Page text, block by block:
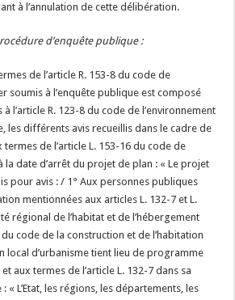
à l’annulation de cette délibération.
d’enquête publique :
de l’article R. 153-8 du code de
soumis à l’enquête publique est composé
l’article R. 123-8 du code de l’environnement
les différents avis recueillis dans le cadre de
de l’article L. 153-16 du code de
la date d’arrêt du projet de plan : « Le projet
pour avis : / 1° Aux personnes publiques
mentionnées aux articles L. 132-7 et L.
régional de l’habitat et de l’hébergement
du code de la construction et de l’habitation
local d’urbanisme tient lieu de programme
aux termes de l’article L. 132-7 dans sa
« L’Etat, les régions, les départements, les